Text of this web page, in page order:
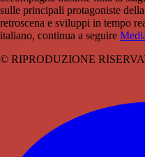
sulle principali protagoniste
retroscena e sviluppi in tempo
italiano, continua a seguire
© RIPRODUZIONE